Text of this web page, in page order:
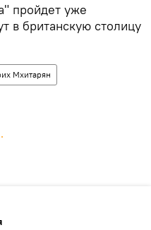
пройдет уже
в британскую столицу
Мхитарян